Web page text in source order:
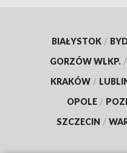
BIAŁYSTOK /
GORZÓW WLKP. /
KRAKÓW /
OPOLE /
SZCZECIN /